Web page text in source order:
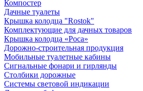
Компостер
Дачные туалеты
Крышка колодца "Rostok"
Комплектующие для дачных товаров
Крышка колодца «Роса»
Дорожно-строительная продукция
Мобильные туалетные кабины
Сигнальные фонари и гирлянды
Столбики дорожные
Системы световой индикации